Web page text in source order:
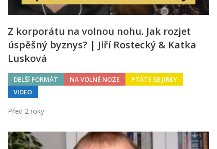
Z korporátu na volnou nohu. Jak rozjet
úspěšný byznys? | Jiří Rostecký & Katka
Lusková
DELŠÍ FORMÁT NA VOLNÉ NOZE
PTÁTE SE JIRKY
VIDEO
Před 2 roky